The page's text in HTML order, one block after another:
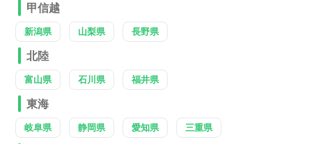
甲信越
新潟県 山梨県 長野県
北陸
富山県 石川県 福井県
東海
岐阜県 静岡県 愛知県 三重県